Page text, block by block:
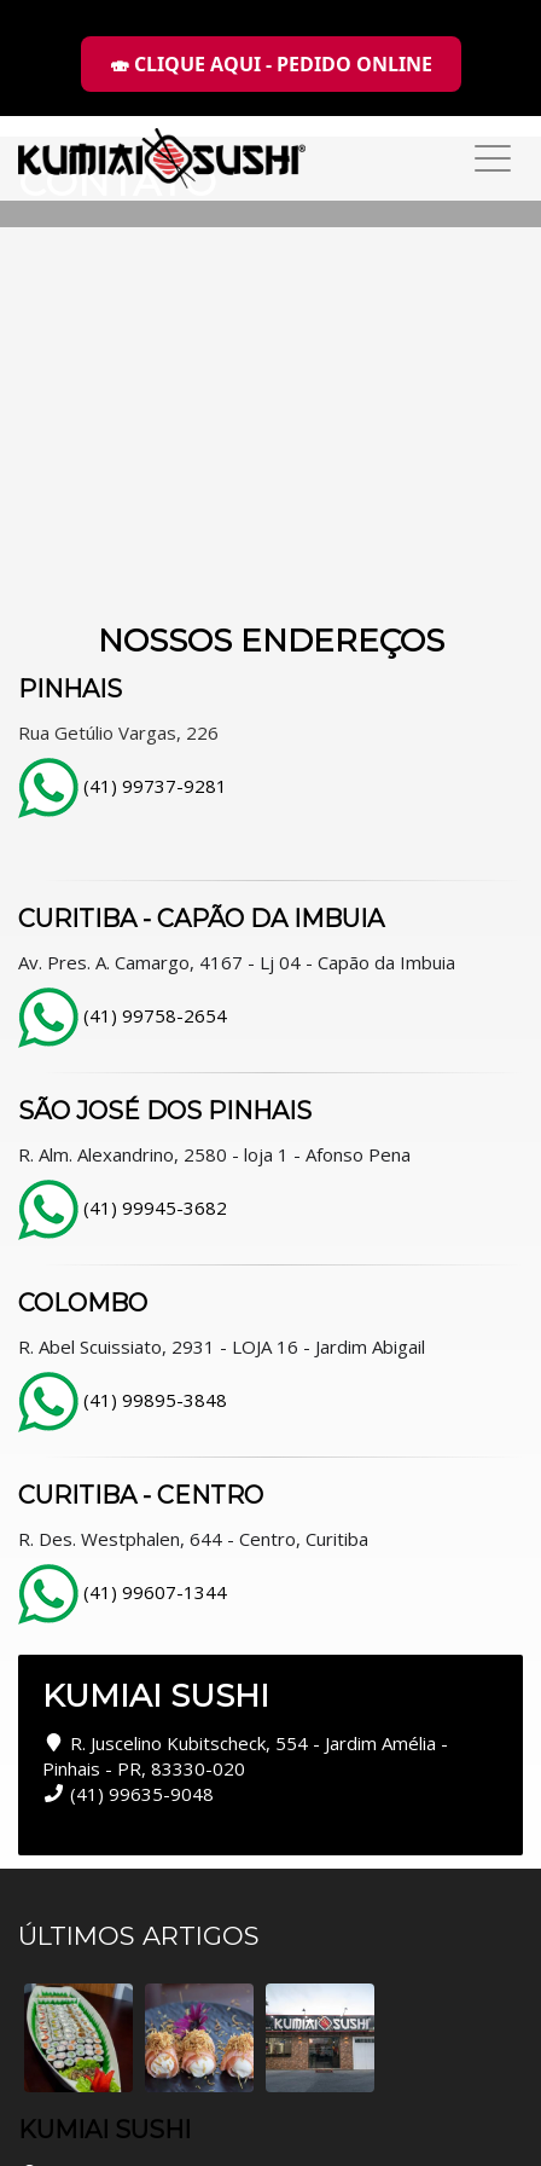
🍣 CLIQUE AQUI - PEDIDO ONLINE
CONTATO
NOSSOS ENDEREÇOS
PINHAIS
Rua Getúlio Vargas, 226
(41) 99737-9281
CURITIBA - CAPÃO DA IMBUIA
Av. Pres. A. Camargo, 4167 - Lj 04 - Capão da Imbuia
(41) 99758-2654
SÃO JOSÉ DOS PINHAIS
R. Alm. Alexandrino, 2580 - loja 1 - Afonso Pena
(41) 99945-3682
COLOMBO
R. Abel Scuissiato, 2931 - LOJA 16 - Jardim Abigail
(41) 99895-3848
CURITIBA - CENTRO
R. Des. Westphalen, 644 - Centro, Curitiba
(41) 99607-1344
KUMIAI SUSHI
R. Juscelino Kubitscheck, 554 - Jardim Amélia -
Pinhais - PR, 83330-020
(41) 99635-9048
ÚLTIMOS ARTIGOS
KUMIAI SUSHI